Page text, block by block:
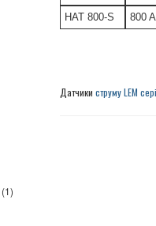
(1)
HAT 800-S
800 A
Датчики струму LEM